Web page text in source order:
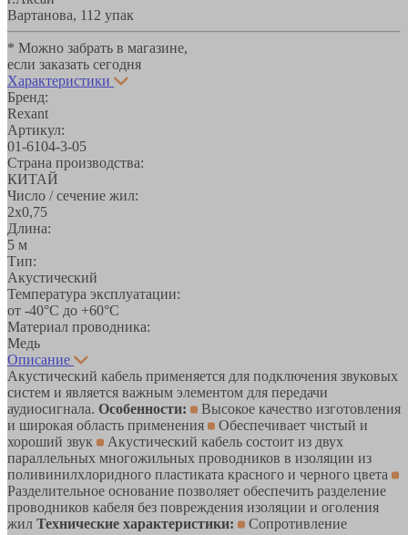
Вартанова, 11 2 упак
* Можно забрать в магазине,
если заказать сегодня
Характеристики
Бренд:
Rexant
Артикул:
01-6104-3-05
Страна производства:
КИТАЙ
Число / сечение жил:
2х0,75
Длина:
5 м
Тип:
Акустический
Температура эксплуатации:
от -40°С до +60°С
Материал проводника:
Медь
Описание
Акустический кабель применяется для подключения звуковых
систем и является важным элементом для передачи
аудиосигнала. Особенности:
Высокое качество изготовления
и широкая область применения
Обеспечивает чистый и
хороший звук
Акустический кабель состоит из двух
параллельных многожильных проводников в изоляции из
поливинилхлоридного пластиката красного и черного цвета
Разделительное основание позволяет обеспечить разделение
проводников кабеля без повреждения изоляции и оголения
жил Технические характеристики:
Сопротивление